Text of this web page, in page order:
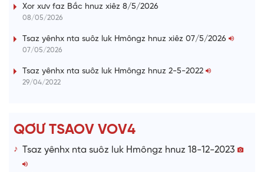
0
s
i
Xor xưv faz Bắc hnuz xiêz 8/5/2026
08/05/2026
Tsaz yênhx nta suôz luk Hmôngz hnuz xiêz 07/5/2026
07/05/2026
Tsaz yênhx nta suôz luk Hmôngz hnuz 2-5-2022
29/04/2022
QƠƯ TSAOV VOV4
Tsaz yênhx nta suôz luk Hmôngz hnuz 18-12-2023